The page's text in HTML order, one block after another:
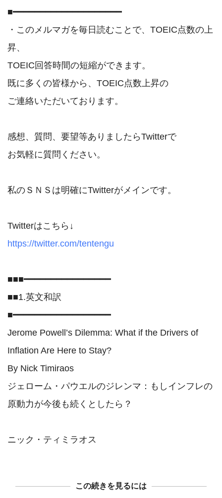
■━━━━━━━━━━━━━━━━━━━━
・このメルマガを毎日読むことで、TOEIC点数の上
昇、
TOEIC回答時間の短縮ができます。
既に多くの皆様から、TOEIC点数上昇の
ご連絡いただいております。
感想、質問、要望等ありましたらTwitterで
お気軽に質問ください。
私のＳＮＳは明確にTwitterがメインです。
https://twitter.com/tentengu
■■■━━━━━━━━━━━━━━━━
■■1.英文和訳
■━━━━━━━━━━━━━━━━━━
Jerome Powell’s Dilemma: What if the Drivers of
Inflation Are Here to Stay?
By Nick Timiraos
ジェローム・パウエルのジレンマ：もしインフレの
原動力が今後も続くとしたら？
この続きを見るには